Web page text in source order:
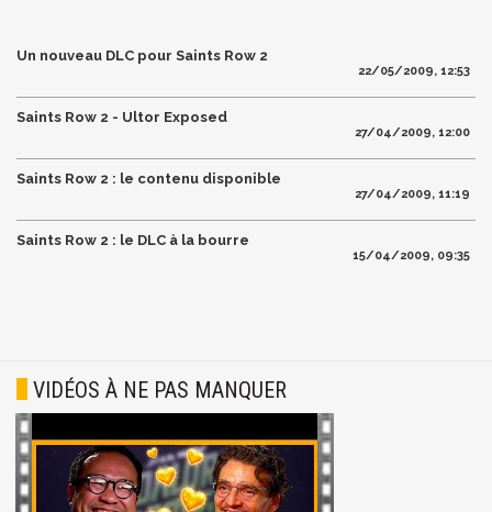
Un nouveau DLC pour Saints Row 2
22/05/2009, 12:53
Saints Row 2 - Ultor Exposed
27/04/2009, 12:00
Saints Row 2 : le contenu disponible
27/04/2009, 11:19
Saints Row 2 : le DLC à la bourre
15/04/2009, 09:35
VIDÉOS À NE PAS MANQUER